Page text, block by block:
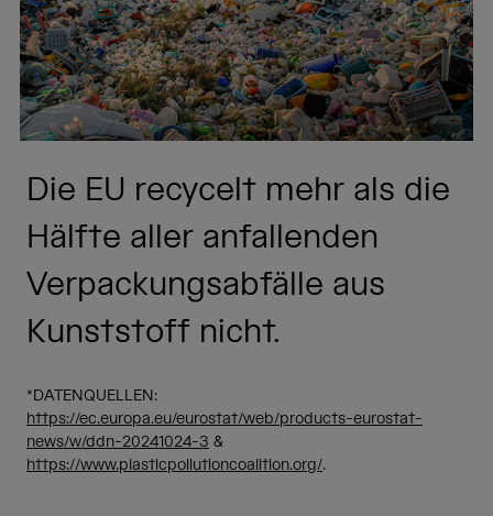
Die EU recycelt mehr als die
Hälfte aller anfallenden
Verpackungsabfälle aus
Kunststoff nicht.
*DATENQUELLEN:
https://ec.europa.eu/eurostat/web/products-eurostat-
news/w/ddn-20241024-3 &
https://www.plasticpollutioncoalition.org/.